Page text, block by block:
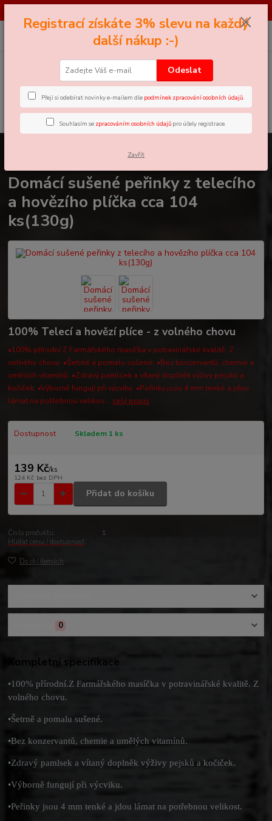
CZK
Hledat
+420 605 858 888
0
Domácí sušené peřinky z telecího
a hovězího plíčka cca 104
ks(130g)
100% Telecí a hovězí plíce - z volného chovu
•100% přírodní.Z Farmářského masíčka v potravinářské kvalitě. Z
volného chovu. •Šetrně a pomalu sušené. •Bez konzervantů, chemie a
umělých vitamínů. •Zdravý pamlsek a vítaný doplněk výživy pejsků a
kočiček. •Výborně fungují při výcviku. •Peřinky jsou 4 mm tenké a jdou
lámat na potřebnou velikos... celý popis
Dostupnost Skladem 1 ks
139 Kč/ks
124 Kč bez DPH
Přidat do košíku
Číslo produktu:
1
Hlídat cenu / dostupnost
Do oblíbených
0
Kompletní specifikace
•100% přírodní.Z Farmářského masíčka v potravinářské kvalitě. Z
volného chovu.
•Šetrně a pomalu sušené.
•Bez konzervantů, chemie a umělých vitamínů.
•Zdravý pamlsek a vítaný doplněk výživy pejsků a kočiček.
•Výborně fungují při výcviku.
•Peřinky jsou 4 mm tenké a jdou lámat na potřebnou velikost.
Registrací získáte 3% slevu na každý
další nákup :-)
Odeslat
Přeji si odebírat novinky e-mailem dle podmínek zpracování osobních údajů.
Souhlasím se zpracováním osobních údajů pro účely registrace.
Zavřít